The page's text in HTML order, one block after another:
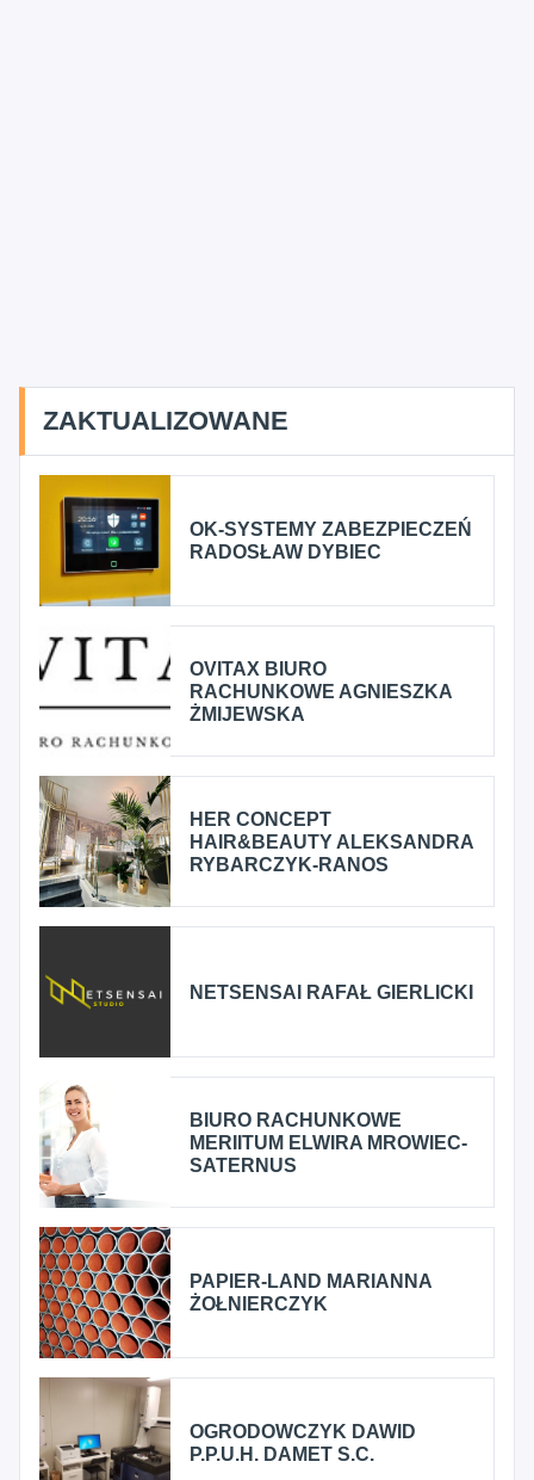
ZAKTUALIZOWANE
OK-SYSTEMY ZABEZPIECZEŃ
RADOSŁAW DYBIEC
OVITAX BIURO
RACHUNKOWE AGNIESZKA
ŻMIJEWSKA
HER CONCEPT
HAIR&BEAUTY ALEKSANDRA
RYBARCZYK-RANOS
NETSENSAI RAFAŁ GIERLICKI
BIURO RACHUNKOWE
MERIITUM ELWIRA MROWIEC-
SATERNUS
PAPIER-LAND MARIANNA
ŻOŁNIERCZYK
OGRODOWCZYK DAWID
P.P.U.H. DAMET S.C.